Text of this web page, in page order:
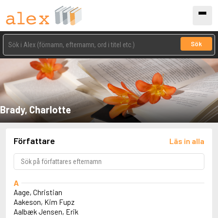
Sök
Brady, Charlotte
Författare Läs in alla
A
Aage, Christian
Aakeson, Kim Fupz
Aalbæk Jensen, Erik